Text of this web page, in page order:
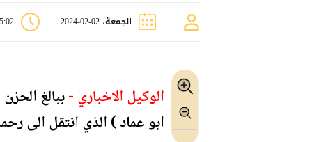
الجمعة، 02-02-2024
الوكيل الاخباري -ببالغ
ابو عماد ) الذي انتقل الى رحمة